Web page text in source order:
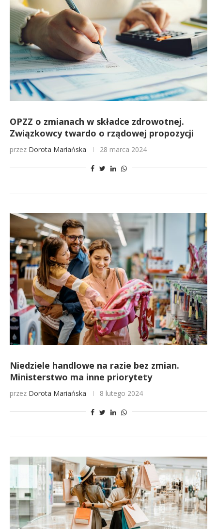
OPZZ o zmianach w składce zdrowotnej.
Związkowcy twardo o rządowej propozycji
przez Dorota Mariańska 28 marca 2024
Niedziele handlowe na razie bez zmian.
Ministerstwo ma inne priorytety
przez Dorota Mariańska 8 lutego 2024